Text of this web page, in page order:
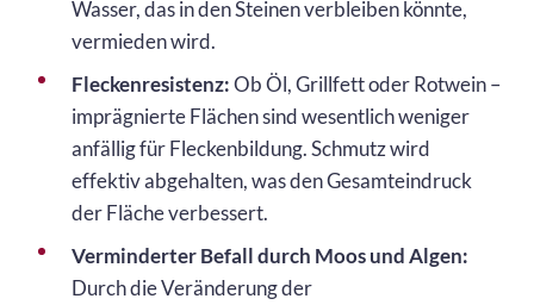
Wasser, das in den Steinen verbleiben könnte,
vermieden wird.
Fleckenresistenz:Ob Öl, Grillfett oder Rotwein –
imprägnierte Flächen sind wesentlich weniger
anfällig für Fleckenbildung. Schmutz wird
effektiv abgehalten, was den Gesamteindruck
der Fläche verbessert.
Verminderter Befall durch Moos und Algen:
Durch die Veränderung der